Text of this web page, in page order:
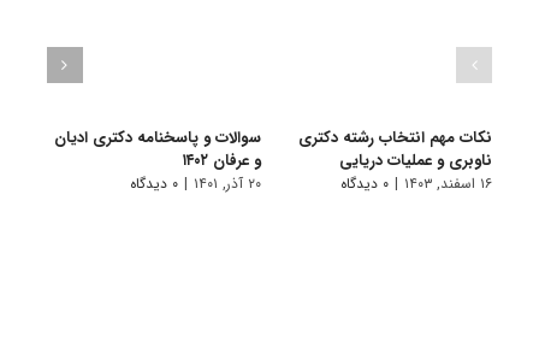
نکات مهم انتخاب رشته دکتری
ناوبری و عملیات دریایی
۱۶ اسفند, ۱۴۰۳ | ۰ دیدگاه
سوالات و پاسخنامه دکتری ادیان
و عرفان ۱۴۰۲
۲۰ آذر, ۱۴۰۱ | ۰ دیدگاه